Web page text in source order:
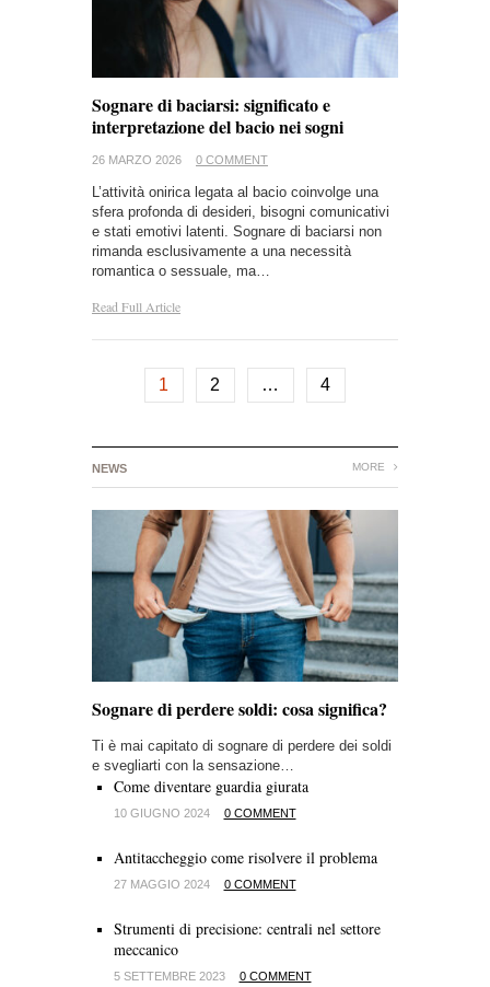
Sognare di baciarsi: significato e
interpretazione del bacio nei sogni
26 MARZO 2026 0 COMMENT
L’attività onirica legata al bacio coinvolge una
sfera profonda di desideri, bisogni comunicativi
e stati emotivi latenti. Sognare di baciarsi non
rimanda esclusivamente a una necessità
romantica o sessuale, ma…
Read Full Article
1 2 … 4
NEWS MORE
Sognare di perdere soldi: cosa significa?
Ti è mai capitato di sognare di perdere dei soldi
e svegliarti con la sensazione…
Come diventare guardia giurata
10 GIUGNO 2024 0 COMMENT
Antitaccheggio come risolvere il problema
27 MAGGIO 2024 0 COMMENT
Strumenti di precisione: centrali nel settore
meccanico
5 SETTEMBRE 2023 0 COMMENT